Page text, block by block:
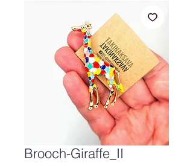
Brooch-Giraffe_II